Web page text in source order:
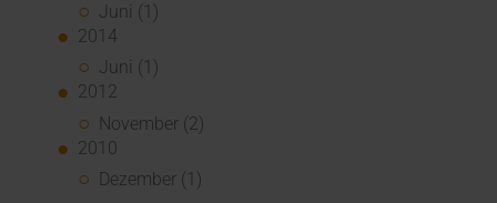
Juni (1)
2014
Juni (1)
2012
November (2)
2010
Dezember (1)